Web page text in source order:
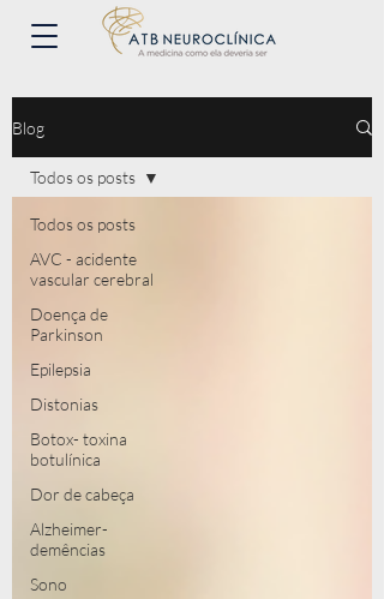
Blog
Todos os posts
AVC - acidente
vascular cerebral
Doença de
Parkinson
Epilepsia
Distonias
Botox- toxina
botulínica
Dor de cabeça
Alzheimer-
demências
Sono
Todos os posts